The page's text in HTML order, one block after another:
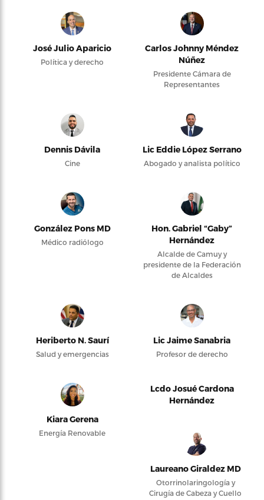
José Julio Aparicio
Política y derecho
Carlos Johnny Méndez
Núñez
Presidente Cámara de
Representantes
Dennis Dávila
Cine
Lic Eddie López Serrano
Abogado y analista político
González Pons MD
Médico radiólogo
Hon. Gabriel “Gaby”
Hernández
Alcalde de Camuy y
presidente de la Federación
de Alcaldes
Heriberto N. Saurí
Salud y emergencias
Lic Jaime Sanabria
Profesor de derecho
Kiara Gerena
Energía Renovable
Lcdo Josué Cardona
Hernández
Laureano Giraldez MD
Otorrinolaringología y
Cirugía de Cabeza y Cuello